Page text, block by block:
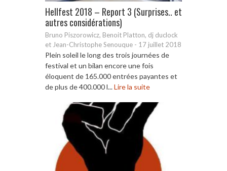
Hellfest 2018 – Report 3 (Surprises.. et
autres considérations)
Bruno Piszorowicz, Benoit Platton, dj duclock
et Jean-Christophe Senouque - 17 juillet 2018
Plein soleil le long des trois journées de
festival et un bilan encore une fois
éloquent de 165.000 entrées payantes et
de plus de 400.000 l...Lire la suite